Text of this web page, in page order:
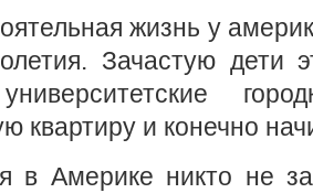
жизнь у
Зачастую дети
квартиру и конечно
в Америке никто не